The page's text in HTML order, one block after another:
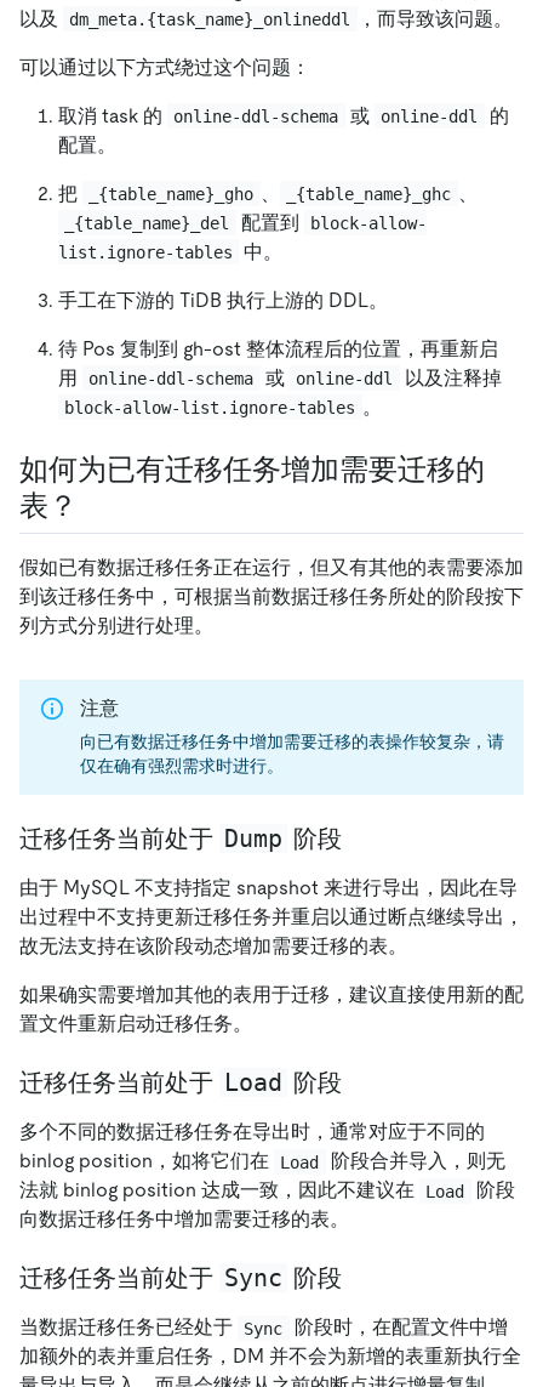
以及
dm_meta.{task_name}_onlineddl ，而导致该问题。
可以通过以下方式绕过这个问题：
取消 task 的 online-ddl-schema 或 online-ddl
的
配置。
把 _{table_name}_gho _{table_name}_ghc
_{table_name}_del 配置到
block-allow-
list.ignore-tables
中。
手工在下游的 TiDB 执行上游的 DDL。
待 Pos 复制到 gh-ost 整体流程后的位置，再重新启
用
online-ddl-schema 或 online-ddl 以及注释掉
block-allow-list.ignore-tables 。
如何为已有迁移任务增加需要迁移的
表？
假如已有数据迁移任务正在运行，但又有其他的表需要添加
到该迁移任务中，可根据当前数据迁移任务所处的阶段按下
列方式分别进行处理。
注意
向已有数据迁移任务中增加需要迁移的表操作较复杂，请
仅在确有强烈需求时进行。
迁移任务当前处于 Dump 阶段
由于 MySQL 不支持指定 snapshot 来进行导出，因此在导
出过程中不支持更新迁移任务并重启以通过断点继续导出，
故无法支持在该阶段动态增加需要迁移的表。
如果确实需要增加其他的表用于迁移，建议直接使用新的配
置文件重新启动迁移任务。
迁移任务当前处于 Load 阶段
多个不同的数据迁移任务在导出时，通常对应于不同的
binlog position，如将它们在
Load
阶段合并导入，则无
法就 binlog position 达成一致，因此不建议在
Load
阶段
向数据迁移任务中增加需要迁移的表。
迁移任务当前处于 Sync 阶段
当数据迁移任务已经处于 Sync
阶段时，在配置文件中增
加额外的表并重启任务，DM 并不会为新增的表重新执行全